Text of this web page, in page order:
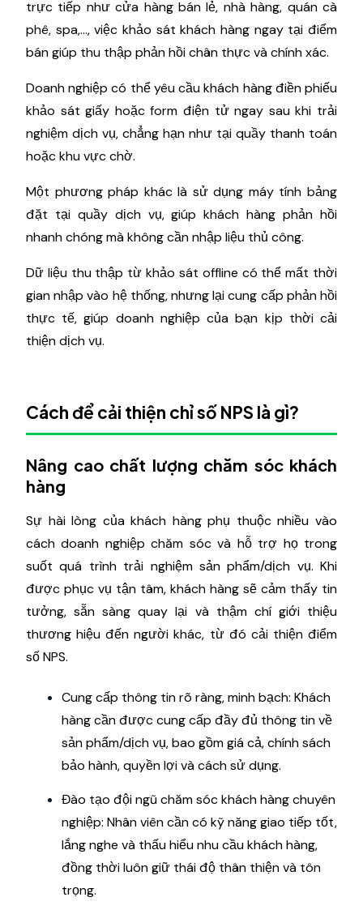
trực tiếp như cửa hàng bán lẻ, nhà hàng, quán cà
phê, spa,…, việc khảo sát khách hàng ngay tại điểm
bán giúp thu thập phản hồi chân thực và chính xác.
Doanh nghiệp có thể yêu cầu khách hàng điền phiếu
khảo sát giấy hoặc form điện tử ngay sau khi trải
nghiệm dịch vụ, chẳng hạn như tại quầy thanh toán
hoặc khu vực chờ.
Một phương pháp khác là sử dụng máy tính bảng
đặt tại quầy dịch vụ, giúp khách hàng phản hồi
nhanh chóng mà không cần nhập liệu thủ công.
Dữ liệu thu thập từ khảo sát offline có thể mất thời
gian nhập vào hệ thống, nhưng lại cung cấp phản hồi
thực tế, giúp doanh nghiệp của bạn kịp thời cải
thiện dịch vụ.
Cách để cải thiện chỉ số NPS là gì?
Nâng cao chất lượng chăm sóc khách
hàng
Sự hài lòng của khách hàng phụ thuộc nhiều vào
cách doanh nghiệp chăm sóc và hỗ trợ họ trong
suốt quá trình trải nghiệm sản phẩm/dịch vụ. Khi
được phục vụ tận tâm, khách hàng sẽ cảm thấy tin
tưởng, sẵn sàng quay lại và thậm chí giới thiệu
thương hiệu đến người khác, từ đó cải thiện điểm
số NPS.
Cung cấp thông tin rõ ràng, minh bạch: Khách
hàng cần được cung cấp đầy đủ thông tin về
sản phẩm/dịch vụ, bao gồm giá cả, chính sách
bảo hành, quyền lợi và cách sử dụng.
Đào tạo đội ngũ chăm sóc khách hàng chuyên
nghiệp: Nhân viên cần có kỹ năng giao tiếp tốt,
lắng nghe và thấu hiểu nhu cầu khách hàng,
đồng thời luôn giữ thái độ thân thiện và tôn
trọng.